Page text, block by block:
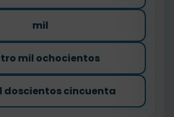
mil
mil ochocientos
doscientos cincuenta